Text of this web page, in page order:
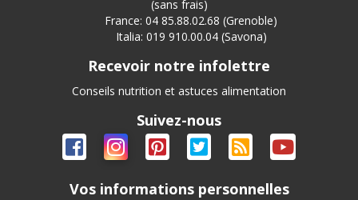
(sans frais)
France: 04 85.88.02.68 (Grenoble)
Italia: 019 910.00.04 (Savona)
Recevoir notre infolettre
Conseils nutrition et astuces alimentation
Suivez-nous
Vos informations personnelles